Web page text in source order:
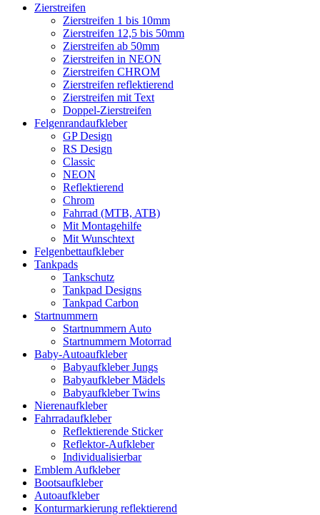
Zierstreifen
Zierstreifen 1 bis 10mm
Zierstreifen 12,5 bis 50mm
Zierstreifen ab 50mm
Zierstreifen in NEON
Zierstreifen CHROM
Zierstreifen reflektierend
Zierstreifen mit Text
Doppel-Zierstreifen
Felgenrandaufkleber
GP Design
RS Design
Classic
NEON
Reflektierend
Chrom
Fahrrad (MTB, ATB)
Mit Montagehilfe
Mit Wunschtext
Felgenbettaufkleber
Tankpads
Tankschutz
Tankpad Designs
Tankpad Carbon
Startnummern
Startnummern Auto
Startnummern Motorrad
Baby-Autoaufkleber
Babyaufkleber Jungs
Babyaufkleber Mädels
Babyaufkleber Twins
Nierenaufkleber
Fahrradaufkleber
Reflektierende Sticker
Reflektor-Aufkleber
Individualisierbar
Emblem Aufkleber
Bootsaufkleber
Autoaufkleber
Konturmarkierung reflektierend